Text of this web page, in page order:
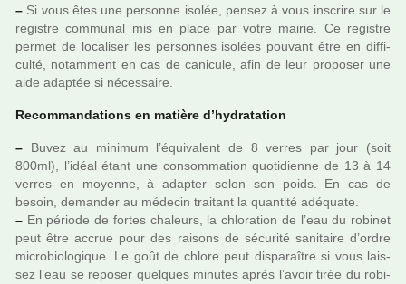
– Si vous êtes une per­sonne isolée, pensez à vous ins­crire sur le
regis­tre com­mu­nal mis en place par votre mairie. Ce regis­tre
permet de loca­li­ser les per­son­nes iso­lées pou­vant être en dif­fi­
culté, notam­ment en cas de cani­cule, afin de leur pro­po­ser une
aide adap­tée si néces­saire.
Recommandations en matière d’hydra­ta­tion
– Buvez au mini­mum l’équivalent de 8 verres par jour (soit
800ml), l’idéal étant une consom­ma­tion quo­ti­dienne de 13 à 14
verres en moyenne, à adap­ter selon son poids. En cas de
besoin, deman­der au méde­cin trai­tant la quan­tité adé­quate.
– En période de fortes cha­leurs, la chlo­ra­tion de l’eau du robi­net
peut être accrue pour des rai­sons de sécu­rité sani­taire d’ordre
micro­bio­lo­gi­que. Le goût de chlore peut dis­pa­raî­tre si vous lais­
sez l’eau se repo­ser quel­ques minu­tes après l’avoir tirée du robi­